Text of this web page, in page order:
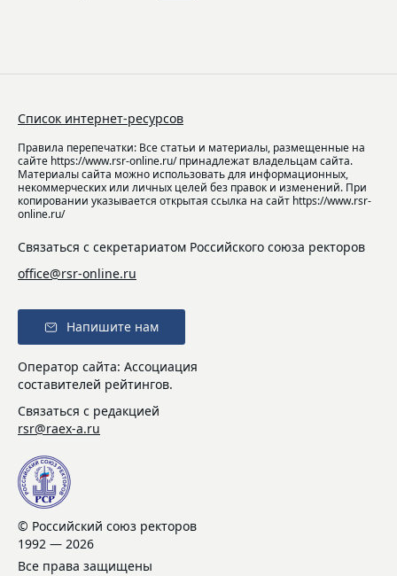
Список интернет-ресурсов
Правила перепечатки: Все статьи и материалы, размещенные на
сайте https://www.rsr-online.ru/ принадлежат владельцам сайта.
Материалы сайта можно использовать для информационных,
некоммерческих или личных целей без правок и изменений. При
копировании указывается открытая ссылка на сайт https://www.rsr-
online.ru/
Связаться с секретариатом Российского союза ректоров
office@rsr-online.ru
Напишите нам
Оператор сайта: Ассоциация
составителей рейтингов.
Связаться с редакцией
rsr@raex-a.ru
© Российский союз ректоров
1992 — 2026
Все права защищены